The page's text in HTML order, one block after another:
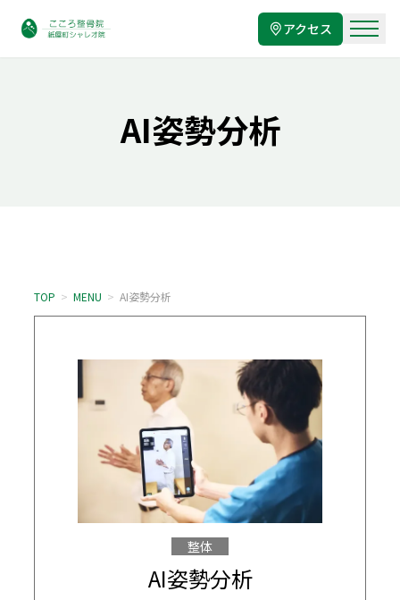
アクセス
AI姿勢分析
TOP > MENU > AI姿勢分析
整体
AI姿勢分析